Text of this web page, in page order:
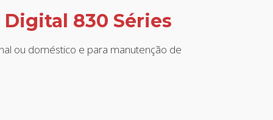
830 Séries
ou doméstico e para manutenção de